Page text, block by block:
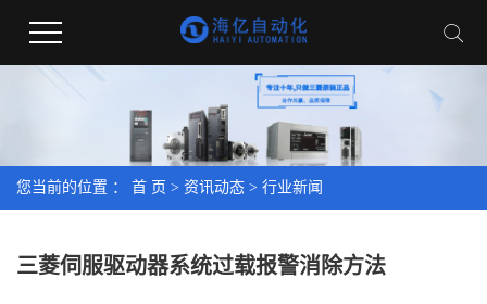
您当前的位置 ： 首 页 > 资讯动态 > 行业新闻
三菱伺服驱动器系统过载报警消除方法